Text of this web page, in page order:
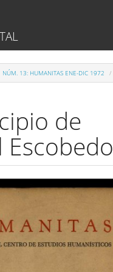
NÚM. 13: HUMANITAS ENE-DIC 1972
de
Escobedo